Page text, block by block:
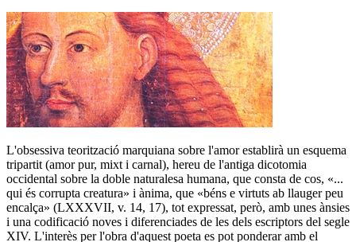
L'obsessiva teorització marquiana sobre l'amor establirà un esquema
tripartit (amor pur, mixt i carnal), hereu de l'antiga dicotomia
occidental sobre la doble naturalesa humana, que consta de cos, «...
qui és corrupta creatura» i ànima, que «béns e virtuts ab llauger peu
encalça» (LXXXVII, v. 14, 17), tot expressat, però, amb unes ànsies
i una codificació noves i diferenciades de les dels escriptors del segle
XIV. L'interès per l'obra d'aquest poeta es pot ponderar amb el